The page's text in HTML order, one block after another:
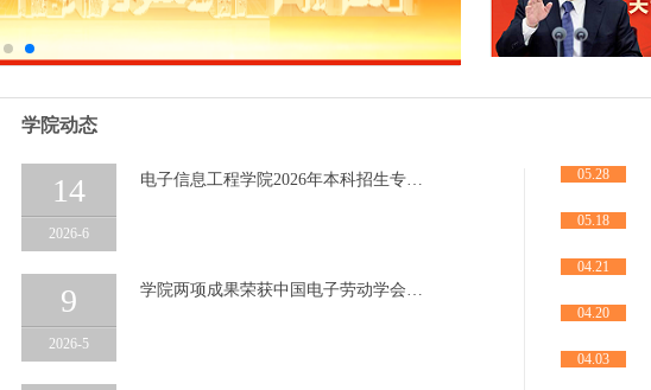
学院动态
14
2026-6
电子信息工程学院2026年本科招生专…
9
2026-5
学院两项成果荣获中国电子劳动学会…
05.28
05.18
04.21
04.20
04.03